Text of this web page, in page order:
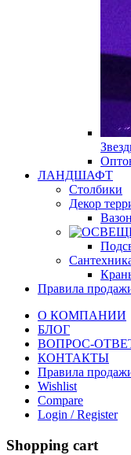
ЛАНДШАФТ
Столбики
Декор
Правила
О КОМПАНИИ
БЛОГ
ВОПРОС-
КОНТАКТЫ
Правила
Wishlist
Compare
Login / Register
Shopping cart